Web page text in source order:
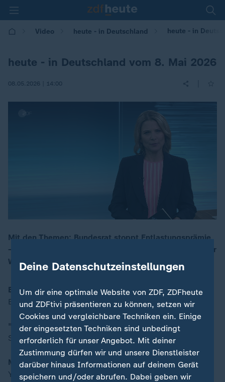
Video heute - in Deutschland heute - in
heute - in Deutschland vom 8. Mai 2026
08.05.2026 | 14:00
Mit den Themen: Bundesrat stoppt Entlastungsprämie
– Bundesländer fürchten Mehr-Belastung / „Nie wieder
Wehrpflicht“ – Schülerproteste in 100 Städten
Bundesrat stoppt Entlastungsprämie
Bundesländer fürchten Mehrbelastung
"Nie wieder Wehrpflicht"
Schülerproteste in 100 Städten
Moderation:
Yve Fehring
Deine Datenschutzeinstellungen
Um dir eine optimale Website von ZDF, ZDFheute
und ZDFtivi präsentieren zu können, setzen wir
Cookies und vergleichbare Techniken ein. Einige
der eingesetzten Techniken sind unbedingt
erforderlich für unser Angebot. Mit deiner
Zustimmung dürfen wir und unsere Dienstleister
darüber hinaus Informationen auf deinem Gerät
speichern und/oder abrufen. Dabei geben wir